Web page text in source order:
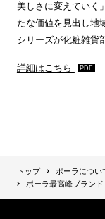
美しさに変えていく
たな価値を見出し地
シリーズが化粧雑貨
詳細はこちら
トップ ポーラについ
ポーラ最高峰ブランド『B.A』が、第65